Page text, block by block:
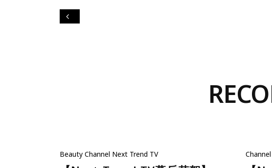
Beauty Channel Next Trend TV Channel